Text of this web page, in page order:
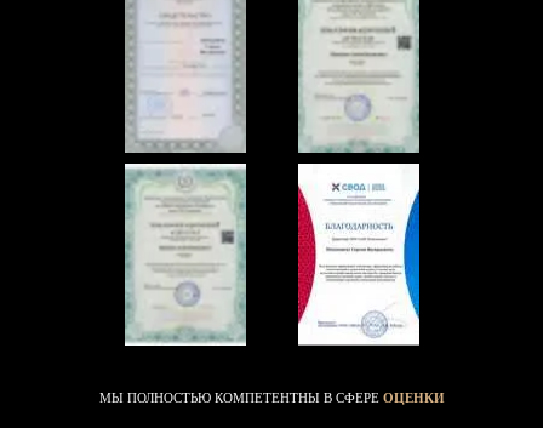
МЫ ПОЛНОСТЬЮ КОМПЕТЕНТНЫ В СФЕРЕ ОЦЕНКИ